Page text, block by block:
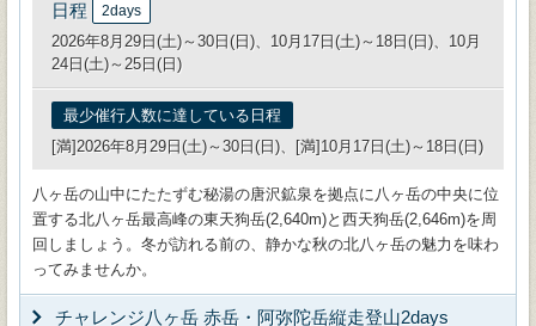
日程 2days
2026年8月29日(土)～30日(日)、10月17日(土)～18日(日)、10月
24日(土)～25日(日)
最少催行人数に達している日程
[満]2026年8月29日(土)～30日(日)、[満]10月17日(土)～18日(日)
八ヶ岳の山中にたたずむ秘湯の唐沢鉱泉を拠点に八ヶ岳の中央に位
置する北八ヶ岳最高峰の東天狗岳(2,640m)と西天狗岳(2,646m)を周
回しましょう。冬が訪れる前の、静かな秋の北八ヶ岳の魅力を味わ
ってみませんか。
チャレンジ八ヶ岳 赤岳・阿弥陀岳縦走登山2days